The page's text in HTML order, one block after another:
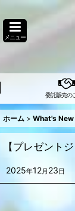
メニュー
委託販売の
ホーム > What's New
【プレゼント
2025年12月 23日